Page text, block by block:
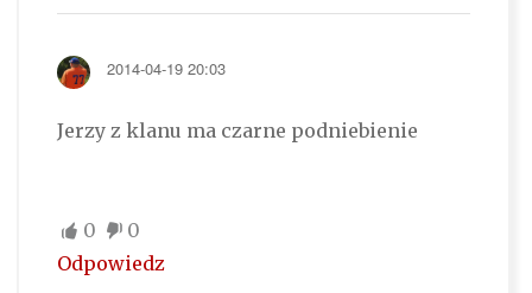
2014-04-19 20:03
Jerzy z klanu ma czarne podniebienie
0
0
Odpowiedz